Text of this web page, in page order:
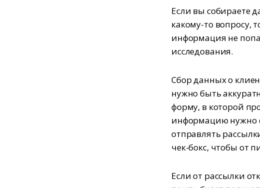
Если вы собираете
какому-то вопросу,
информация не
исследования.
Сбор данных о
нужно быть
форму, в которой
информацию нужно
отправлять
чек-бокс, чтобы от
Если от рассылки